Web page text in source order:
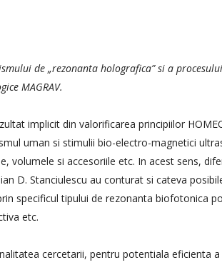
de „rezonanta holografica” si a
MAGRAV.
implicit din valorificarea principiilor
uman si stimulii bio-electro-magnetici
volumele si accesoriile etc. In acest sens,
D. Stanciulescu au conturat si cateva
specificul tipului de rezonanta biofotonica
etc.
cercetarii, pentru potentiala eficienta